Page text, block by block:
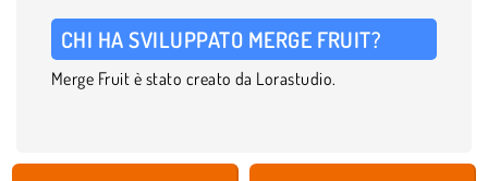
CHI HA SVILUPPATO MERGE FRUIT?
Merge Fruit è stato creato da Lorastudio.